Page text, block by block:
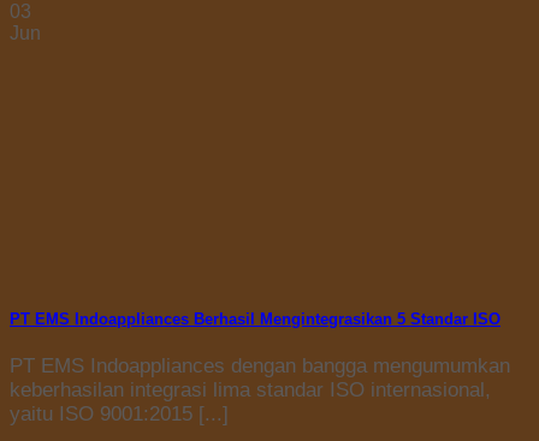
03
Jun
PT EMS Indoappliances Berhasil Mengintegrasikan 5 Standar ISO
PT EMS Indoappliances dengan bangga mengumumkan
keberhasilan integrasi lima standar ISO internasional,
yaitu ISO 9001:2015 [...]